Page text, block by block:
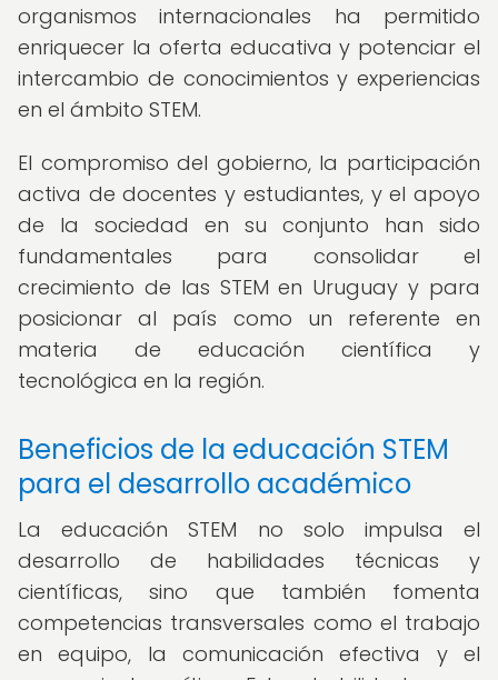
organismos internacionales ha permitido
enriquecer la oferta educativa y potenciar el
intercambio de conocimientos y experiencias
en el ámbito STEM.
El compromiso del gobierno, la participación
activa de docentes y estudiantes, y el apoyo
de la sociedad en su conjunto han sido
fundamentales para consolidar el
crecimiento de las STEM en Uruguay y para
posicionar al país como un referente en
materia de educación científica y
tecnológica en la región.
Beneficios de la educación STEM
para el desarrollo académico
La educación STEM no solo impulsa el
desarrollo de habilidades técnicas y
científicas, sino que también fomenta
competencias transversales como el trabajo
en equipo, la comunicación efectiva y el